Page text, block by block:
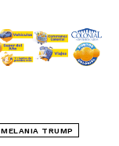
MELANIA TRUMP